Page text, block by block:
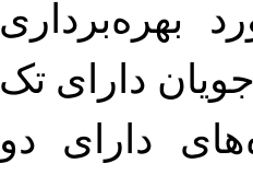
بهره‌برداری
مددجویان دارای تک
دارای دو